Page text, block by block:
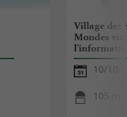
Village des
Mondes
10/10/
105 m